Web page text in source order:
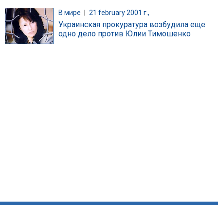
В мире 21 february 2001 г.,
Украинская прокуратура возбудила еще
одно дело против Юлии Тимошенко